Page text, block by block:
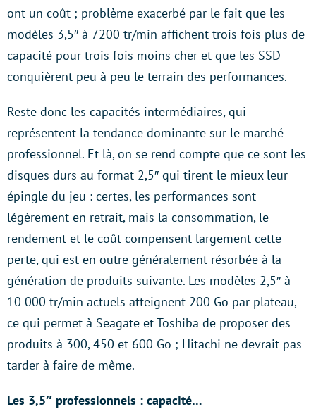
ont un coût ; problème exacerbé par le fait que les
modèles 3,5″ à 7200 tr/min affichent trois fois plus de
capacité pour trois fois moins cher et que les SSD
conquièrent peu à peu le terrain des performances.
Reste donc les capacités intermédiaires, qui
représentent la tendance dominante sur le marché
professionnel. Et là, on se rend compte que ce sont les
disques durs au format 2,5″ qui tirent le mieux leur
épingle du jeu : certes, les performances sont
légèrement en retrait, mais la consommation, le
rendement et le coût compensent largement cette
perte, qui est en outre généralement résorbée à la
génération de produits suivante. Les modèles 2,5″ à
10 000 tr/min actuels atteignent 200 Go par plateau,
ce qui permet à Seagate et Toshiba de proposer des
produits à 300, 450 et 600 Go ; Hitachi ne devrait pas
tarder à faire de même.
Les 3,5″ professionnels : capacité…